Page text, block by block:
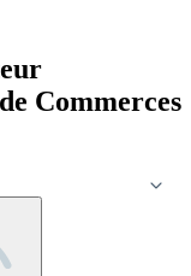
Commerces